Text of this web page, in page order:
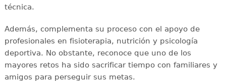
técnica.
Además, complementa su proceso con el apoyo de
profesionales en fisioterapia, nutrición y psicología
deportiva. No obstante, reconoce que uno de los
mayores retos ha sido sacrificar tiempo con familiares y
amigos para perseguir sus metas.